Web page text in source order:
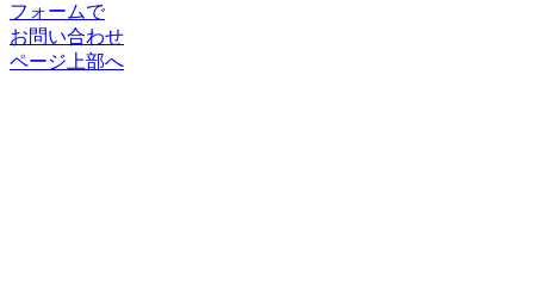
フォームで
お問い合わせ
ページ上部へ